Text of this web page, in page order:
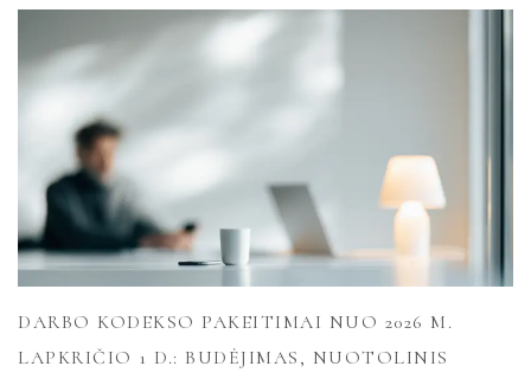
DARBO KODEKSO PAKEITIMAI NUO 2026 M.
LAPKRIČIO 1 D.: BUDĖJIMAS, NUOTOLINIS